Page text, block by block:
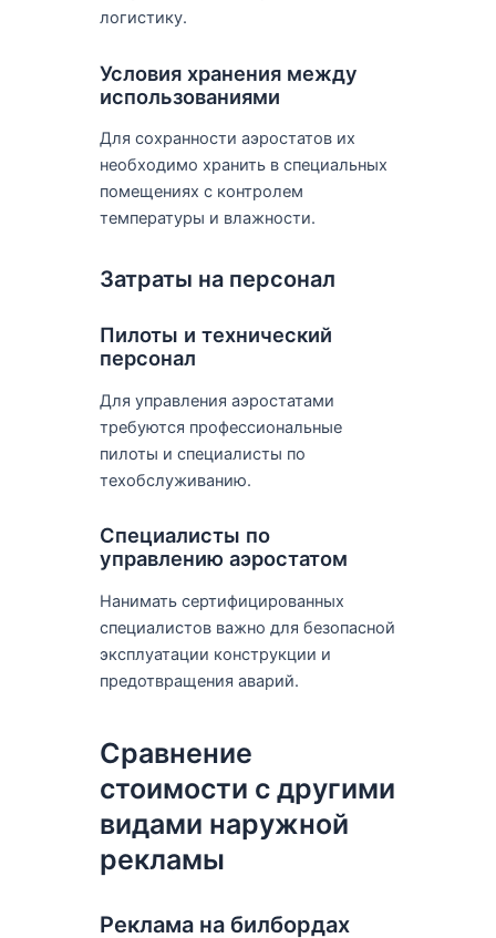
логистику.
Условия хранения между
использованиями
Для сохранности аэростатов их
необходимо хранить в специальных
помещениях с контролем
температуры и влажности.
Затраты на персонал
Пилоты и технический
персонал
Для управления аэростатами
требуются профессиональные
пилоты и специалисты по
техобслуживанию.
Специалисты по
управлению аэростатом
Нанимать сертифицированных
специалистов важно для безопасной
эксплуатации конструкции и
предотвращения аварий.
Сравнение
стоимости с другими
видами наружной
рекламы
Реклама на билбордах